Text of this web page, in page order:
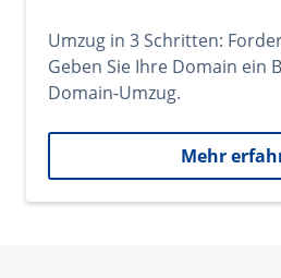
Umzug in 3 Schritten:
Geben Sie Ihre Domain ein
Domain-Umzug.
Mehr